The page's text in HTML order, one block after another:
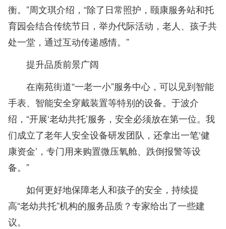
衡。”周文琪介绍，“除了日常照护，颐康服务站和托
育园会结合传统节日，举办代际活动，老人、孩子共
处一堂，通过互动传递感情。”
提升品质前景广阔
在南苑街道“一老一小”服务中心，可以见到智能
手表、智能安全穿戴装置等特别的设备。于波介
绍，“开展‘老幼共托’服务，安全必须放在第一位。我
们成立了老年人安全设备研发团队，还拿出一笔‘健
康资金’，专门用来购置微压氧舱、跌倒报警等设
备。”
如何更好地保障老人和孩子的安全，持续提
高“老幼共托”机构的服务品质？专家给出了一些建
议。